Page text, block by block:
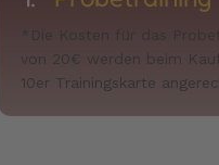
*Die Kosten für das
von 20€ werden beim
10er Trainingskarte